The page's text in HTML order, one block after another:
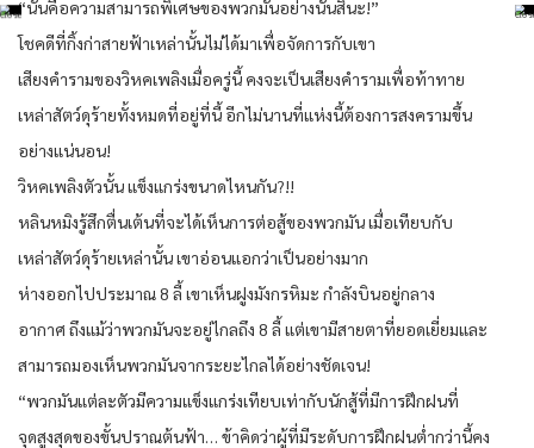
“นั่นคือความสามารถพิเศษของพวกมันอย่างนั้นสินะ!”
โชคดีที่กิ้งก่าสายฟ้าเหล่านั้นไม่ได้มาเพื่อจัดการกับเขา
เสียงคำรามของวิหคเพลิงเมื่อครู่นี้ คงจะเป็นเสียงคำรามเพื่อท้าทาย
เหล่าสัตว์ดุร้ายทั้งหมดที่อยู่ที่นี้ อีกไม่นานที่แห่งนี้ต้องการสงครามขึ้น
อย่างแน่นอน!
วิหคเพลิงตัวนั้น แข็งแกร่งขนาดไหนกัน?!!
หลินหมิงรู้สึกตื่นเต้นที่จะได้เห็นการต่อสู้ของพวกมัน เมื่อเทียบกับ
เหล่าสัตว์ดุร้ายเหล่านั้น เขาอ่อนแอกว่าเป็นอย่างมาก
ห่างออกไปประมาณ 8 ลี้ เขาเห็นฝูงมังกรหิมะ กำลังบินอยู่กลาง
อากาศ ถึงแม้ว่าพวกมันจะอยู่ไกลถึง 8 ลี้ แต่เขามีสายตาที่ยอดเยี่ยมและ
สามารถมองเห็นพวกมันจากระยะไกลได้อย่างชัดเจน!
“พวกมันแต่ละตัวมีความแข็งแกร่งเทียบเท่ากับนักสู้ที่มีการฝึกฝนที่
จุดสูงสุดของขั้นปราณต้นฟ้า… ข้าคิดว่าผู้ที่มีระดับการฝึกฝนต่ำกว่านี้คง